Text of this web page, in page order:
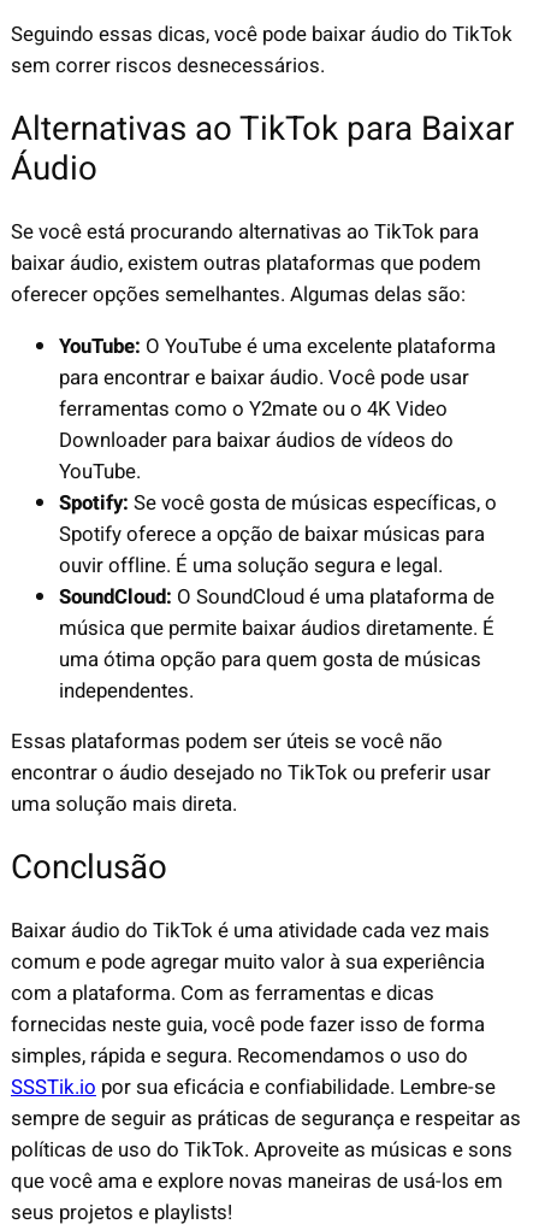
Seguindo essas dicas, você pode baixar áudio do TikTok
sem correr riscos desnecessários.
Alternativas ao TikTok para Baixar
Áudio
Se você está procurando alternativas ao TikTok para
baixar áudio, existem outras plataformas que podem
oferecer opções semelhantes. Algumas delas são:
YouTube: O YouTube é uma excelente plataforma
para encontrar e baixar áudio. Você pode usar
ferramentas como o Y2mate ou o 4K Video
Downloader para baixar áudios de vídeos do
YouTube.
Spotify: Se você gosta de músicas específicas, o
Spotify oferece a opção de baixar músicas para
ouvir offline. É uma solução segura e legal.
SoundCloud: O SoundCloud é uma plataforma de
música que permite baixar áudios diretamente. É
uma ótima opção para quem gosta de músicas
independentes.
Essas plataformas podem ser úteis se você não
encontrar o áudio desejado no TikTok ou preferir usar
uma solução mais direta.
Conclusão
Baixar áudio do TikTok é uma atividade cada vez mais
comum e pode agregar muito valor à sua experiência
com a plataforma. Com as ferramentas e dicas
fornecidas neste guia, você pode fazer isso de forma
simples, rápida e segura. Recomendamos o uso do
SSSTik.iopor sua eficácia e confiabilidade. Lembre-se
sempre de seguir as práticas de segurança e respeitar as
políticas de uso do TikTok. Aproveite as músicas e sons
que você ama e explore novas maneiras de usá-los em
seus projetos e playlists!